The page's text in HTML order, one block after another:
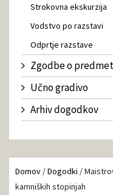
Strokovna ekskurzija
Vodstvo po razstavi
Odprtje razstave
Zgodbe o
Učno gradivo
Arhiv dogodkov
Domov /Dogodki /
kamniških stopinjah